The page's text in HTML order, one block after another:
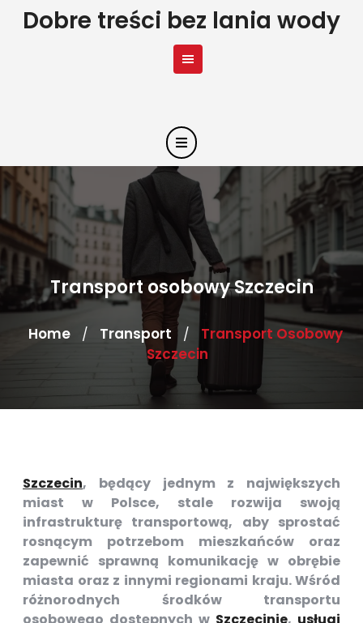
SkipDobre treści bez lania wody
Transport osobowy Szczecin
Home / Transport /
Transport Osobowy
Szczecin
Szczecin, będący jednym z największych
miast w Polsce, stale rozwija swoją
infrastrukturę transportową, aby sprostać
rosnącym potrzebom mieszkańców oraz
zapewnić sprawną komunikację w obrębie
miasta oraz z innymi regionami kraju. Wśród
różnorodnych środków transportu